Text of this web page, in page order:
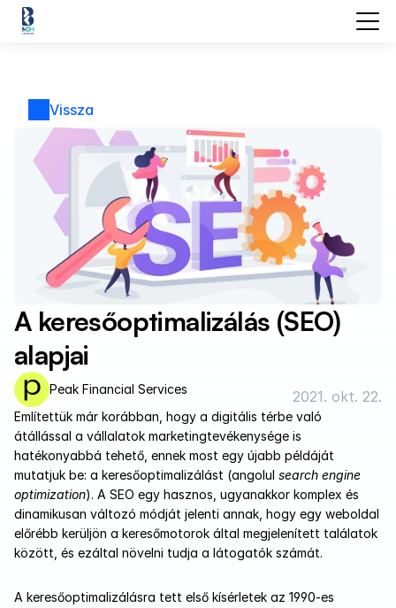
Vissza
A keresőoptimalizálás (SEO)
alapjai
Peak Financial Services 2021. okt. 22.
Említettük már korábban, hogy a digitális térbe való
átállással a vállalatok marketingtevékenysége is
hatékonyabbá tehető, ennek most egy újabb példáját
mutatjuk be: a keresőoptimalizálást (angolul search engine
optimization). A SEO egy hasznos, ugyanakkor komplex és
dinamikusan változó módját jelenti annak, hogy egy weboldal
előrébb kerüljön a keresőmotorok által megjelenített találatok
között, és ezáltal növelni tudja a látogatók számát.
A keresőoptimalizálásra tett első kísérletek az 1990-es